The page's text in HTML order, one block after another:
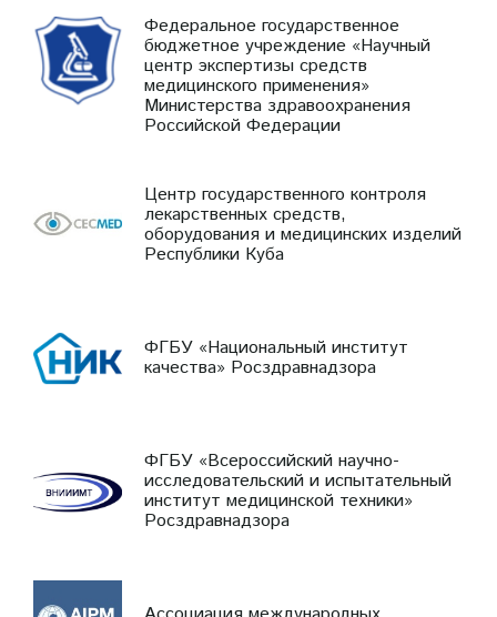
Федеральное государственное
бюджетное учреждение «Научный
центр экспертизы средств
медицинского применения»
Министерства здравоохранения
Российской Федерации
Центр государственного контроля
лекарственных средств,
оборудования и медицинских изделий
Республики Куба
ФГБУ «Национальный институт
качества» Росздравнадзора
ФГБУ «Всероссийский научно-
исследовательский и испытательный
институт медицинской техники»
Росздравнадзора